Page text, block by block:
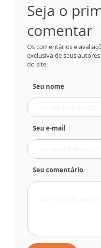
Seja o
comentar
Os comentários e
exclusiva de seus
do site.
Seu nome
Seu e-mail
Seu comentário